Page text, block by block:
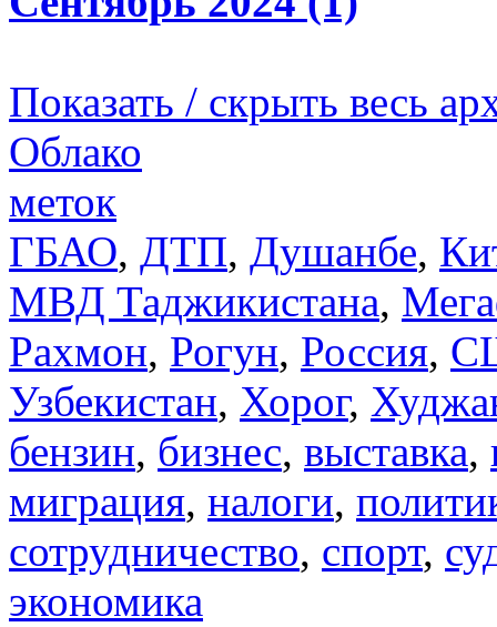
Показать / скрыть весь
Облако
меток
ГБАО, ДТП, Душанбе,
МВД Таджикистана,
Рахмон, Рогун, Россия,
Узбекистан, Хорог,
бензин, бизнес, выставка,
миграция, налоги,
сотрудничество, спорт,
экономика